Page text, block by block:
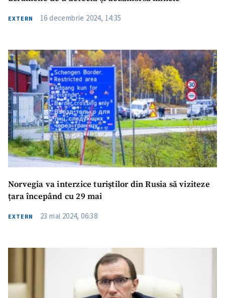
in English
EXTERN 16 decembrie 2024, 14:35
Norvegia va interzice turiștilor din Rusia să viziteze
țara începând cu 29 mai
EXTERN 23 mai 2024, 06:38